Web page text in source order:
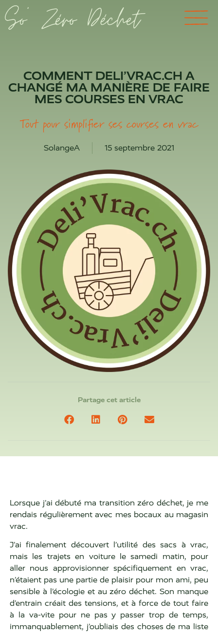
COMMENT DELI’VRAC.CH A
CHANGÉ MA MANIÈRE DE FAIRE
MES COURSES EN VRAC
Tout pour simplifier ses courses en vrac
SolangeA 15 septembre 2021
Partage cet article
Lorsque j’ai débuté ma transition zéro déchet, je me
rendais régulièrement avec mes bocaux au magasin
vrac.
J’ai finalement découvert l’utilité des sacs à vrac,
mais les trajets en voiture le samedi matin, pour
aller nous approvisionner spécifiquement en vrac,
n’étaient pas une partie de plaisir pour mon ami, peu
sensible à l’écologie et au zéro déchet. Son manque
d’entrain créait des tensions, et à force de tout faire
à la va-vite pour ne pas y passer trop de temps,
immanquablement, j’oubliais des choses de ma liste